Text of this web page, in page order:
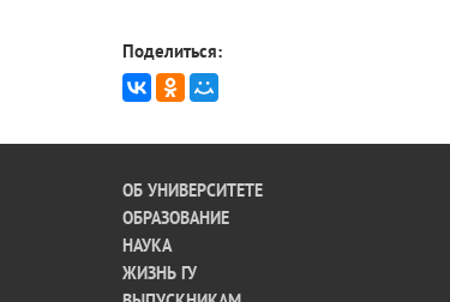
Поделиться:
ОБ УНИВЕРСИТЕТЕ
ОБРАЗОВАНИЕ
НАУКА
ЖИЗНЬ ГУ